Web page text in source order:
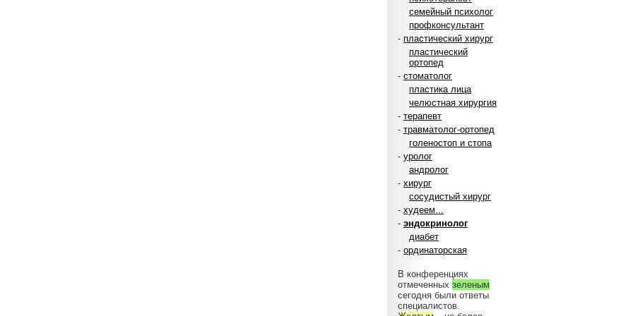
семейный психолог
профконсультант
- пластический хирург
пластический
ортопед
- стоматолог
пластика лица
челюстная хирургия
- терапевт
- травматолог-ортопед
голеностоп и стопа
- уролог
андролог
- хирург
сосудистый хирург
- худеем...
- эндокринолог
диабет
- ординаторская
В конференциях
отмеченных зеленым
сегодня были ответы
специалистов.